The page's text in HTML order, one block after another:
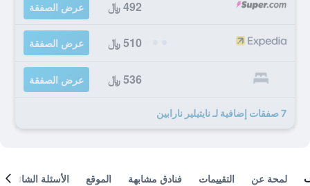
492 ﷼ عرض الصفقة
510 ﷼ عرض الصفقة
536 ﷼ عرض الصفقة
7 صفقات إضافية لـ نايتيلير نارابين
لمحة عن التقييمات فنادق مشابهة الموقع الأسئلة الشائعة